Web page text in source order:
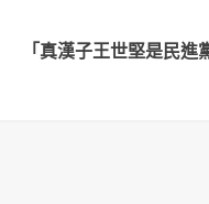
「真漢子王世堅是民